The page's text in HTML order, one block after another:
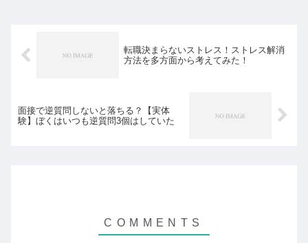
転職決まらないストレス！ストレス解消
方法を多方面から考えてみた！
面接で逆質問しないと落ちる？【実体
験】ぼくはいつも逆質問3個はしていた